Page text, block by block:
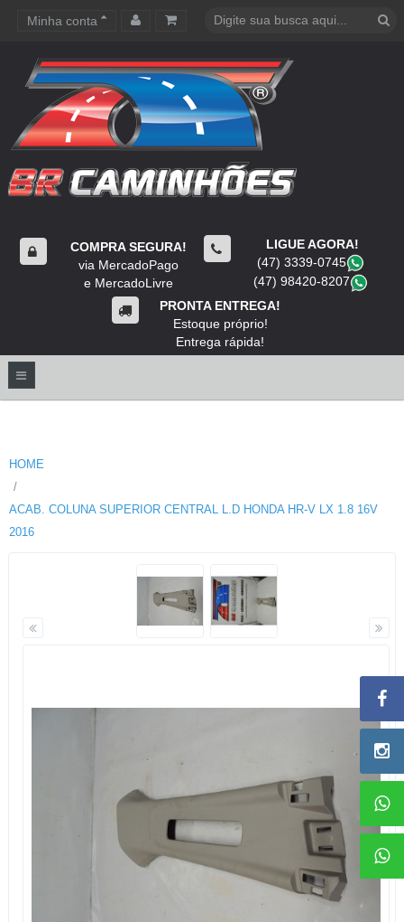
Minha conta
COMPRA SEGURA!
via MercadoPago
e MercadoLivre
LIGUE AGORA!
(47) 3339-0745
(47) 98420-8207
PRONTA ENTREGA!
Estoque próprio!
Entrega rápida!
HOME
ACAB. COLUNA SUPERIOR CENTRAL L.D HONDA HR-V LX 1.8 16V
2016